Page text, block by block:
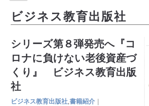
ビジネス教育出版社
シリーズ第８弾発売へ『コ
ロナに負けない老後資産づ
くり』 ビジネス教育出版
社
ビジネス教育出版社 ,書籍紹介 ｜